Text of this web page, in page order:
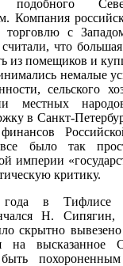
подобного
Компания
торговлю с
что
из помещиков и
немалые
сельского
местных
в Санкт-
было так
империи
критику.
в Тифлисе
Н.
скрытно
на высказанное